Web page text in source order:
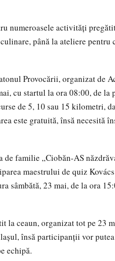
numeroasele activități
până la ateliere pentru
Provocării, organizat de
cu startul la ora 08:00, de la
de 5, 10 sau 15 kilometri,
este gratuită, însă necesită
familie „Ciobăn-AS
maestrului de quiz
sâmbătă, 23 mai, de la ora
la ceaun, organizat tot pe 23
însă participanții vor
echipă.